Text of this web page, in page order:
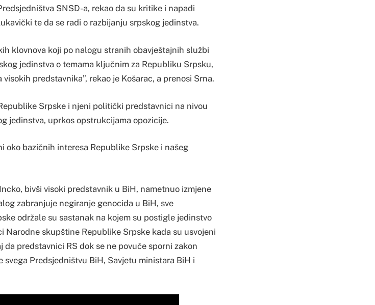
SNSD-a, rekao da su kritike i napadi
te da se radi o razbijanju srpskog jedinstva.
klovnova koji po nalogu stranih obavještajnih službi
jedinstva o temama ključnim za Republiku Srpsku,
predstavnika”, rekao je Košarac, a prenosi Srna.
Srpske i njeni politički predstavnici na nivou
jedinstva, uprkos opstrukcijama opozicije.
oko bazičnih interesa Republike Srpske i našeg
bivši visoki predstavnik u BiH, nametnuo izmjene
zabranjuje negiranje genocida u BiH, sve
održale su sastanak na kojem su postigle jedinstvo
Narodne skupštine Republike Srpske kada su usvojeni
predstavnici RS dok se ne povuče sporni zakon
Predsjedništvu BiH, Savjetu ministara BiH i